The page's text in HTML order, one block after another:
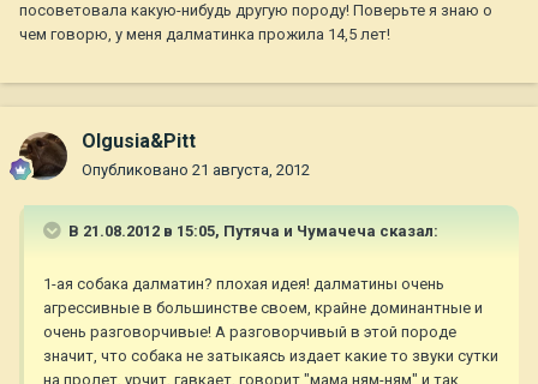
посоветовала какую-нибудь другую породу! Поверьте я знаю о
чем говорю, у меня далматинка прожила 14,5 лет!
Olgusia&Pitt
Опубликовано 21 августа, 2012
В 21.08.2012 в 15:05, Путяча и Чумачеча сказал:
1-ая собака далматин? плохая идея! далматины очень
агрессивные в большинстве своем, крайне доминантные и
очень разговорчивые! А разговорчивый в этой породе
значит, что собака не затыкаясь издает какие то звуки сутки
на пролет, урчит, гавкает, говорит "мама ням-ням" и так